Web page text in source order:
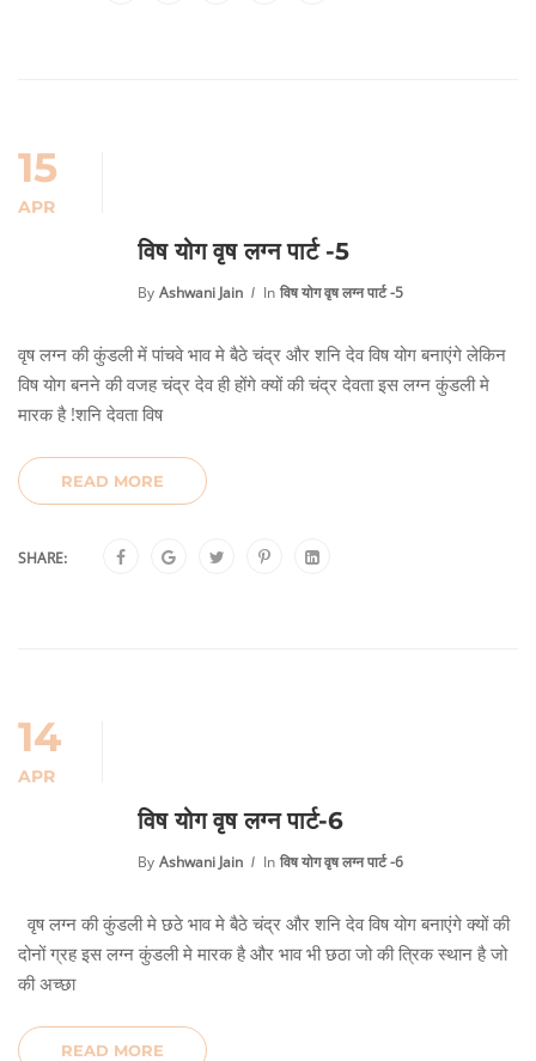
15
APR
विष योग वृष लग्न पार्ट -5
By Ashwani Jain In विष योग वृष लग्न पार्ट -5
वृष लग्न की कुंडली में पांचवे भाव मे बैठे चंद्र और शनि देव विष योग बनाएंगे लेकिन
विष योग बनने की वजह चंद्र देव ही होंगे क्यों की चंद्र देवता इस लग्न कुंडली मे
मारक है !शनि देवता विष
READ MORE
SHARE:
14
APR
विष योग वृष लग्न पार्ट-6
By Ashwani Jain In विष योग वृष लग्न पार्ट -6
वृष लग्न की कुंडली मे छठे भाव मे बैठे चंद्र और शनि देव विष योग बनाएंगे क्यों की
दोनों ग्रह इस लग्न कुंडली मे मारक है और भाव भी छठा जो की त्रिक स्थान है जो
की अच्छा
READ MORE